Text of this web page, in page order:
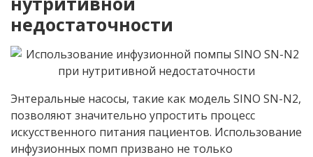
недостаточности
Энтеральные насосы, такие как модель SINO SN-N2,
позволяют значительно упростить процесс
искусственного питания пациентов. Использование
инфузионных помп призвано не только